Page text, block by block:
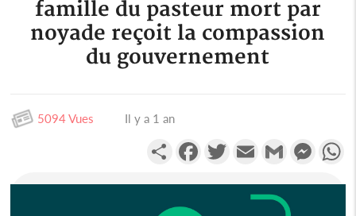
famille du pasteur mort par
noyade reçoit la compassion
du gouvernement
5094 Vues Il y a 1 an
PartagerFacebookTwitterEmail Gmail